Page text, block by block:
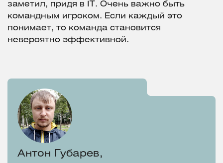
заметил, придя в IT. Очень важно быть
командным игроком. Если каждый это
понимает, то команда становится
невероятно эффективной.
Антон Губарев,